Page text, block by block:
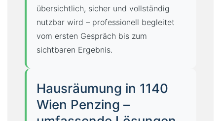
übersichtlich, sicher und vollständig
nutzbar wird – professionell begleitet
vom ersten Gespräch bis zum
sichtbaren Ergebnis.
Hausräumung in 1140
Wien Penzing –